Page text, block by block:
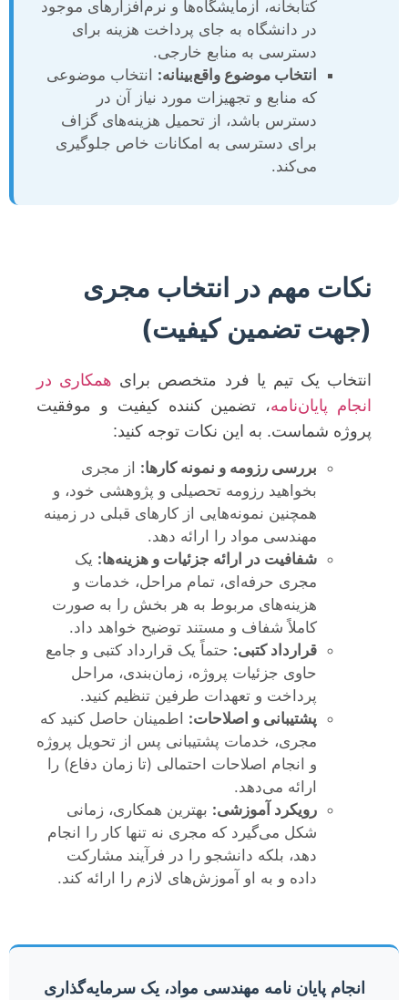
کتابخانه، آزمایشگاه‌ها و نرم‌افزارهای موجود
در دانشگاه به جای پرداخت هزینه برای
دسترسی به منابع خارجی.
انتخاب موضوع واقع‌بینانه: انتخاب موضوعی
که منابع و تجهیزات مورد نیاز آن در
دسترس باشد، از تحمیل هزینه‌های گزاف
برای دسترسی به امکانات خاص جلوگیری
می‌کند.
نکات مهم در انتخاب مجری
(جهت تضمین کیفیت)
انتخاب یک تیم یا فرد متخصص برای همکاری در
انجام پایان‌نامه، تضمین کننده کیفیت و موفقیت
پروژه شماست. به این نکات توجه کنید:
بررسی رزومه و نمونه کارها: از مجری
بخواهید رزومه تحصیلی و پژوهشی خود، و
همچنین نمونه‌هایی از کارهای قبلی در زمینه
مهندسی مواد را ارائه دهد.
شفافیت در ارائه جزئیات و هزینه‌ها: یک
مجری حرفه‌ای، تمام مراحل، خدمات و
هزینه‌های مربوط به هر بخش را به صورت
کاملاً شفاف و مستند توضیح خواهد داد.
قرارداد کتبی: حتماً یک قرارداد کتبی و جامع
حاوی جزئیات پروژه، زمان‌بندی، مراحل
پرداخت و تعهدات طرفین تنظیم کنید.
پشتیبانی و اصلاحات: اطمینان حاصل کنید که
مجری، خدمات پشتیبانی پس از تحویل پروژه
و انجام اصلاحات احتمالی (تا زمان دفاع) را
ارائه می‌دهد.
رویکرد آموزشی: بهترین همکاری، زمانی
شکل می‌گیرد که مجری نه تنها کار را انجام
دهد، بلکه دانشجو را در فرآیند مشارکت
داده و به او آموزش‌های لازم را ارائه کند.
انجام پایان نامه مهندسی مواد، یک سرمایه‌گذاری